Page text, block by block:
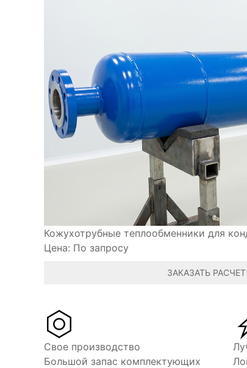
Кожухотрубные теплообменники для
Цена: По запросу
ЗАКАЗАТЬ
Свое производство
Большой запас комплектующих